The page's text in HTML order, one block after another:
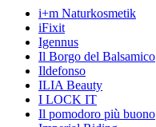
i+m Naturkosmetik
iFixit
Igennus
Il Borgo del Balsamico
Ildefonso
ILIA Beauty
I LOCK IT
Il pomodoro più buono